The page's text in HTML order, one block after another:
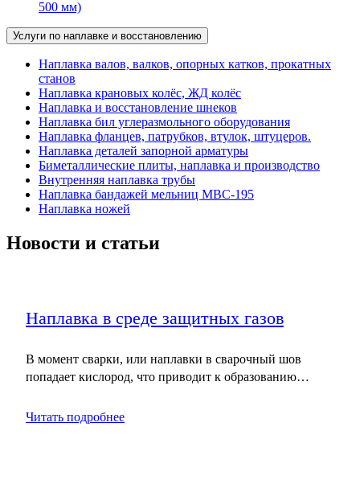
500 мм)
Услуги по наплавке и восстановлению
Наплавка валов, валков, опорных катков, прокатных
станов
Наплавка крановых колёс, ЖД колёс
Наплавка и восстановление шнеков
Наплавка бил углеразмольного оборудования
Наплавка фланцев, патрубков, втулок, штуцеров.
Наплавка деталей запорной арматуры
Биметаллические плиты, наплавка и производство
Внутренняя наплавка трубы
Наплавка бандажей мельниц МВС-195
Наплавка ножей
Новости и статьи
Наплавка в среде защитных газов
В момент сварки, или наплавки в сварочный шов
попадает кислород, что приводит к образованию…
Читать подробнее